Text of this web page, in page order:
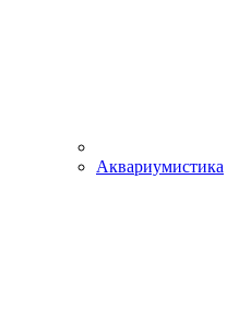
Аквариумистика